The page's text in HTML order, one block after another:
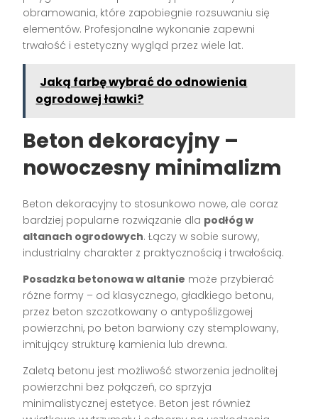
obramowania, które zapobiegnie rozsuwaniu się
elementów. Profesjonalne wykonanie zapewni
trwałość i estetyczny wygląd przez wiele lat.
Jaką farbę wybrać do odnowienia
ogrodowej ławki?
Beton dekoracyjny –
nowoczesny minimalizm
Beton dekoracyjny to stosunkowo nowe, ale coraz
bardziej popularne rozwiązanie dla podłóg w
altanach ogrodowych. Łączy w sobie surowy,
industrialny charakter z praktycznością i trwałością.
Posadzka betonowa w altanie może przybierać
różne formy – od klasycznego, gładkiego betonu,
przez beton szczotkowany o antypoślizgowej
powierzchni, po beton barwiony czy stemplowany,
imitujący strukturę kamienia lub drewna.
Zaletą betonu jest możliwość stworzenia jednolitej
powierzchni bez połączeń, co sprzyja
minimalistycznej estetyce. Beton jest również